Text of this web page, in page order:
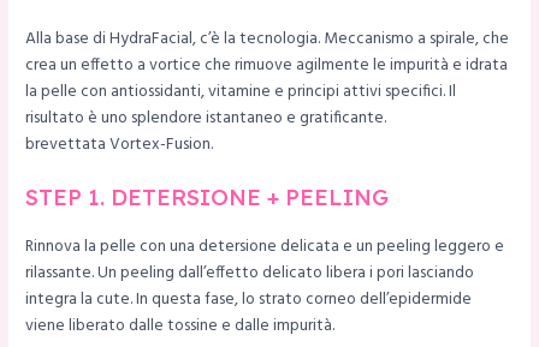
Alla base di HydraFacial, c’è la tecnologia. Meccanismo a spirale, che
crea un effetto a vortice che rimuove agilmente le impurità e idrata
la pelle con antiossidanti, vitamine e principi attivi specifici. Il
risultato è uno splendore istantaneo e gratificante.
brevettata Vortex-Fusion.
STEP 1. DETERSIONE + PEELING
Rinnova la pelle con una detersione delicata e un peeling leggero e
rilassante. Un peeling dall’effetto delicato libera i pori lasciando
integra la cute. In questa fase, lo strato corneo dell’epidermide
viene liberato dalle tossine e dalle impurità.